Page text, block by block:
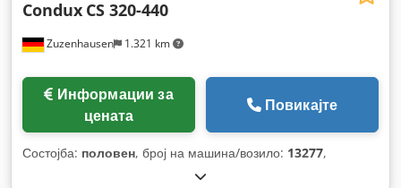
Zuzenhausen 1.321 km
Condux CS 320-440
цената
Повикајте
Состојба: половен, број на машина/возило: 13277,